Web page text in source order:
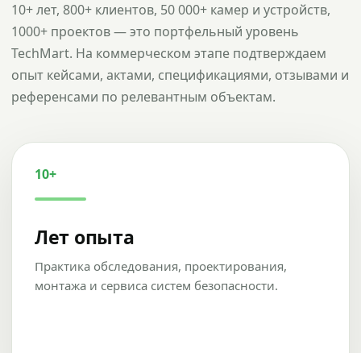
10+ лет, 800+ клиентов, 50 000+ камер и устройств,
1000+ проектов — это портфельный уровень
TechMart. На коммерческом этапе подтверждаем
опыт кейсами, актами, спецификациями, отзывами и
референсами по релевантным объектам.
10+
Лет опыта
Практика обследования, проектирования,
монтажа и сервиса систем безопасности.